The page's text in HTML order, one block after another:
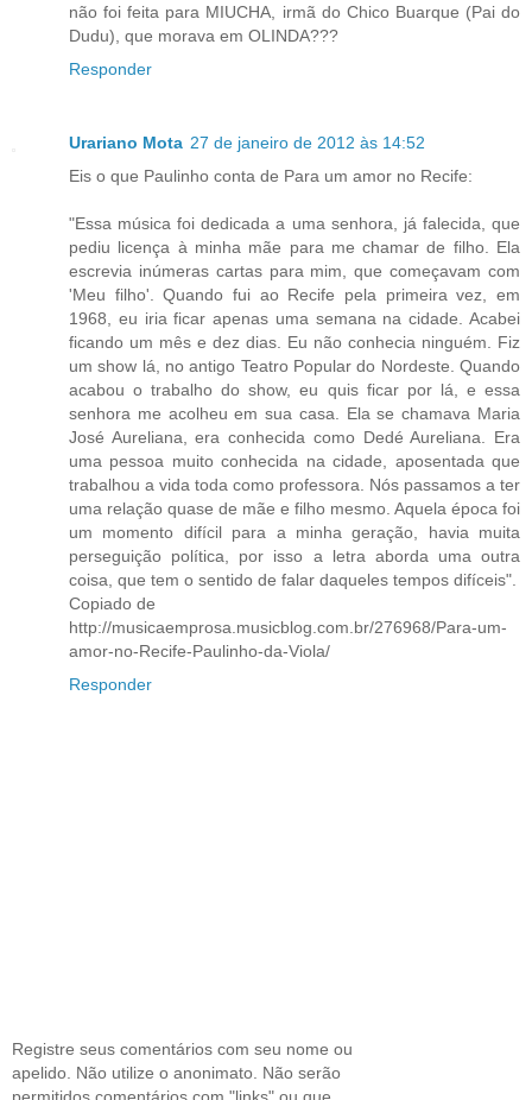
não foi feita para MIUCHA, irmã do Chico Buarque (Pai do
Dudu), que morava em OLINDA???
Responder
Urariano Mota 27 de janeiro de 2012 às 14:52
Eis o que Paulinho conta de Para um amor no Recife:
"Essa música foi dedicada a uma senhora, já falecida, que
pediu licença à minha mãe para me chamar de filho. Ela
escrevia inúmeras cartas para mim, que começavam com
'Meu filho'. Quando fui ao Recife pela primeira vez, em
1968, eu iria ficar apenas uma semana na cidade. Acabei
ficando um mês e dez dias. Eu não conhecia ninguém. Fiz
um show lá, no antigo Teatro Popular do Nordeste. Quando
acabou o trabalho do show, eu quis ficar por lá, e essa
senhora me acolheu em sua casa. Ela se chamava Maria
José Aureliana, era conhecida como Dedé Aureliana. Era
uma pessoa muito conhecida na cidade, aposentada que
trabalhou a vida toda como professora. Nós passamos a ter
uma relação quase de mãe e filho mesmo. Aquela época foi
um momento difícil para a minha geração, havia muita
perseguição política, por isso a letra aborda uma outra
coisa, que tem o sentido de falar daqueles tempos difíceis".
Copiado de
http://musicaemprosa.musicblog.com.br/276968/Para-um-
amor-no-Recife-Paulinho-da-Viola/
Responder
Registre seus comentários com seu nome ou
apelido. Não utilize o anonimato. Não serão